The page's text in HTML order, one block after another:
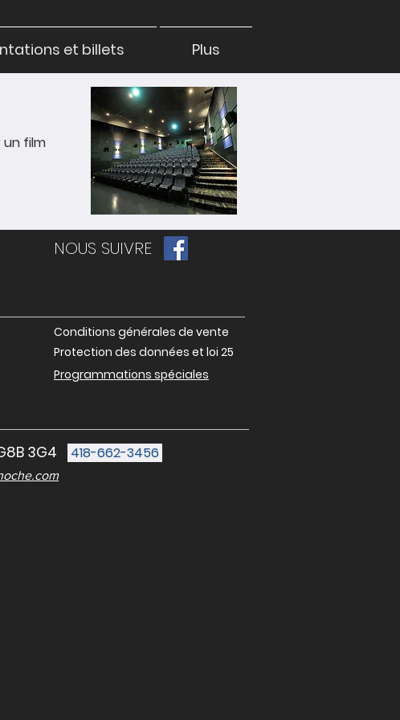
et billets Plus
un film
NOUS SUIVRE
Conditions générales de vente
Protection des données et loi 25
Programmations spéciales
3G4 418-662-3456